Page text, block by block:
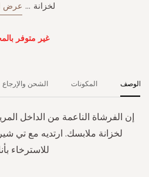
لخزانة ... عرض
غير متوفر
الوصف
إن الفرشاة الناعمة من الداخل
لخزانة ملابسك. ارتديه مع تي
للاسترخاء
المكونات الشحن والإرجاع